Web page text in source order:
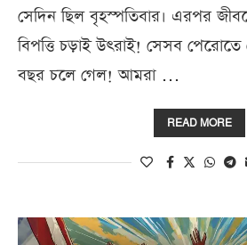
সেদিন ছিল বৃহস্পতিবার। এরপর
বিপত্তি চড়াই উৎরাই! সেসব
বছর চলে গেল! আমরা …
READ MORE